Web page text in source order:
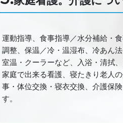
運動指導、食事指導／水分補給・
調整、保温／冷・温湿布、冷あん
室温・クーラーなど、入浴・清拭
家庭で出来る看護、寝たきり老人
事・体位交換・寝衣交換、介護保
す。